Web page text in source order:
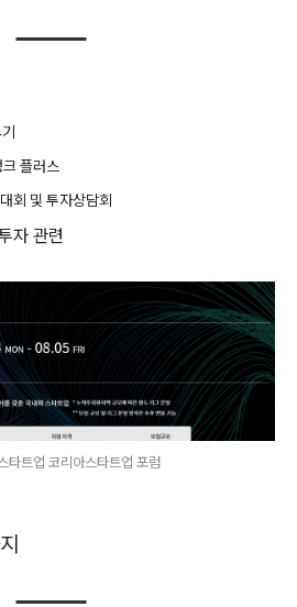
플러스
회 및 투자상담회
자 관련
타트업 코리아스타트업 포럼